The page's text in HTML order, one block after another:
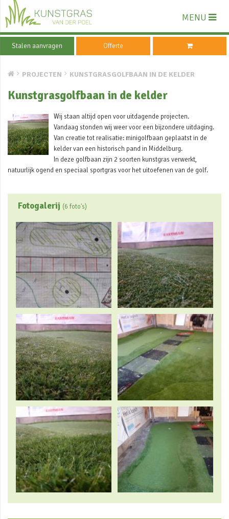
MENU
Stalen aanvragen Offerte
PROJECTEN KUNSTGRASGOLFBAAN IN DE KELDER
Kunstgrasgolfbaan in de kelder
Wij staan altijd open voor uitdagende projecten.
Vandaag stonden wij weer voor een bijzondere uitdaging.
Van creatie tot realisatie: minigolfbaan geplaatst in de
kelder van een historisch pand in Middelburg.
In deze golfbaan zijn 2 soorten kunstgras verwerkt,
natuurlijk ogend en speciaal sportgras voor het uitoefenen van de golf.
Fotogalerij (6 foto's)